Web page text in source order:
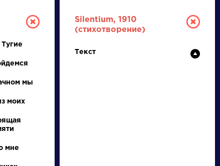
ЕГЭ
мы
моих
мне
Silentium, 1910
(стихотворение)
Текст